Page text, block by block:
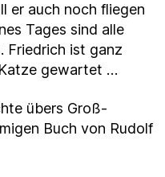
er auch noch fliegen
Tages sind alle
Friedrich ist ganz
gewartet …
übers Groß-
Buch von Rudolf